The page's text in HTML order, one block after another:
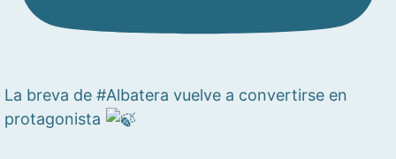
La breva de #Albatera vuelve a convertirse en
protagonista